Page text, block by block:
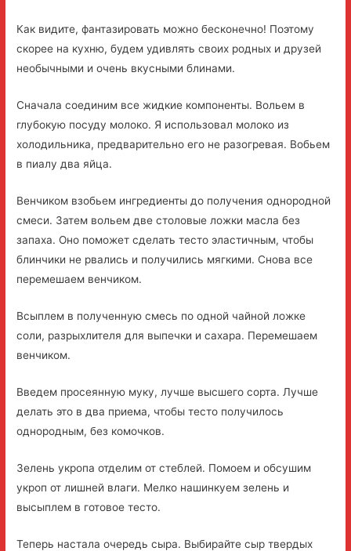
Как видите, фантазировать можно бесконечно! Поэтому
скорее на кухню, будем удивлять своих родных и друзей
необычными и очень вкусными блинами.
Сначала соединим все жидкие компоненты. Вольем в
глубокую посуду молоко. Я использовал молоко из
холодильника, предварительно его не разогревая. Вобьем
в пиалу два яйца.
Венчиком взобьем ингредиенты до получения однородной
смеси. Затем вольем две столовые ложки масла без
запаха. Оно поможет сделать тесто эластичным, чтобы
блинчики не рвались и получились мягкими. Снова все
перемешаем венчиком.
Всыплем в полученную смесь по одной чайной ложке
соли, разрыхлителя для выпечки и сахара. Перемешаем
венчиком.
Введем просеянную муку, лучше высшего сорта. Лучше
делать это в два приема, чтобы тесто получилось
однородным, без комочков.
Зелень укропа отделим от стеблей. Помоем и обсушим
укроп от лишней влаги. Мелко нашинкуем зелень и
высыплем в готовое тесто.
Теперь настала очередь сыра. Выбирайте сыр твердых